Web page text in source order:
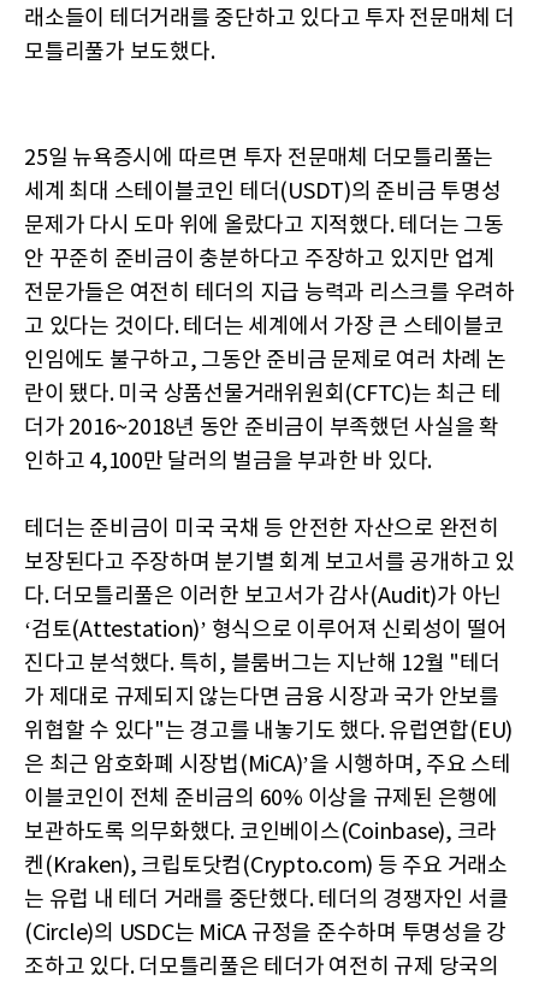
래소들이 테더거래를 중단하고 있다고 투자 전문매체 더
모틀리풀가 보도했다.
25일 뉴욕증시에 따르면 투자 전문매체 더모틀리풀는
세계 최대 스테이블코인 테더(USDT)의 준비금 투명성
문제가 다시 도마 위에 올랐다고 지적했다. 테더는 그동
안 꾸준히 준비금이 충분하다고 주장하고 있지만 업계
전문가들은 여전히 테더의 지급 능력과 리스크를 우려하
고 있다는 것이다. 테더는 세계에서 가장 큰 스테이블코
인임에도 불구하고, 그동안 준비금 문제로 여러 차례 논
란이 됐다. 미국 상품선물거래위원회(CFTC)는 최근 테
더가 2016~2018년 동안 준비금이 부족했던 사실을 확
인하고 4,100만 달러의 벌금을 부과한 바 있다.
테더는 준비금이 미국 국채 등 안전한 자산으로 완전히
보장된다고 주장하며 분기별 회계 보고서를 공개하고 있
다. 더모틀리풀은 이러한 보고서가 감사(Audit)가 아닌
‘검토(Attestation)’ 형식으로 이루어져 신뢰성이 떨어
진다고 분석했다. 특히, 블룸버그는 지난해 12월 "테더
가 제대로 규제되지 않는다면 금융 시장과 국가 안보를
위협할 수 있다"는 경고를 내놓기도 했다. 유럽연합(EU)
은 최근 암호화폐 시장법(MiCA)’을 시행하며, 주요 스테
이블코인이 전체 준비금의 60% 이상을 규제된 은행에
보관하도록 의무화했다. 코인베이스(Coinbase), 크라
켄(Kraken), 크립토닷컴(Crypto.com) 등 주요 거래소
는 유럽 내 테더 거래를 중단했다. 테더의 경쟁자인 서클
(Circle)의 USDC는 MiCA 규정을 준수하며 투명성을 강
조하고 있다. 더모틀리풀은 테더가 여전히 규제 당국의